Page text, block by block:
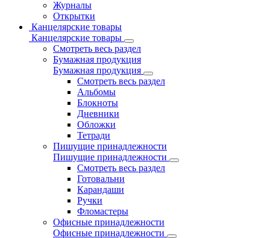
Журналы
Открытки
Канцелярские товары
Канцелярские товары
Смотреть весь раздел
Бумажная продукция
Бумажная продукция
Смотреть весь раздел
Альбомы
Блокноты
Дневники
Обложки
Тетради
Пишущие принадлежности
Пишущие принадлежности
Смотреть весь раздел
Готовальни
Карандаши
Ручки
Фломастеры
Офисные принадлежности
Офисные принадлежности